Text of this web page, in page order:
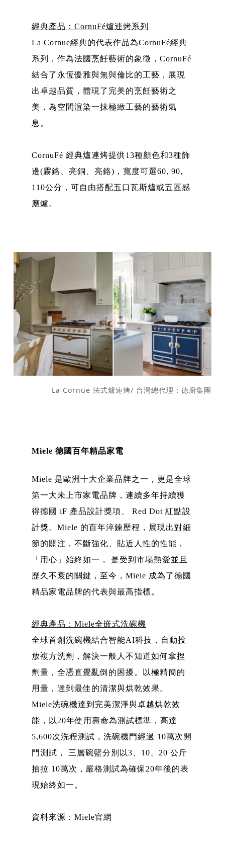
經典產品：CornuFé爐連烤系列
La Cornue經典的代表作品為CornuFé經典
系列，作為法國烹飪藝術的象徵，CornuFé
結合了永恆優雅與無與倫比的工藝，展現
出卓越品質，體現了完美的烹飪藝術之
美，為空間渲染一抹極緻工藝的藝術氣
息。
CornuFé 經典爐連烤提供13種顏色和3種飾
邊(霧鉻、亮銅、亮鉻)，寬度可選60, 90,
110公分，可自由搭配五口瓦斯爐或五區感
應爐。
La Cornue 法式爐連烤/ 台灣總代理：德廚集團
Miele 德國百年精品家電
Miele 是歐洲十大企業品牌之一，更是全球
第一大未上市家電品牌，連續多年持續獲
得德國 iF 產品設計獎項、 Red Dot 紅點設
計獎。Miele 的百年淬鍊歷程，展現出對細
節的關注，不斷強化、貼近人性的性能，
「用心」始終如一， 是受到市場熱愛並且
歷久不衰的關鍵，至今，Miele 成為了德國
精品家電品牌的代表與最高指標。
經典產品：Miele全嵌式洗碗機
全球首創洗碗機結合智能AI科技，自動投
放複方洗劑，解決一般人不知道如何拿捏
劑量，全憑直覺亂倒的困擾。以極精簡的
用量，達到最佳的清潔與烘乾效果。
Miele洗碗機達到完美潔淨與卓越烘乾效
能，以20年使用壽命為測試標準，高達
5,600次洗程測試，洗碗機門經過 10萬次開
門測試， 三層碗籃分別以3、10、20 公斤
抽拉 10萬次，嚴格測試為確保20年後的表
現始終如一。
資料來源：Miele官網